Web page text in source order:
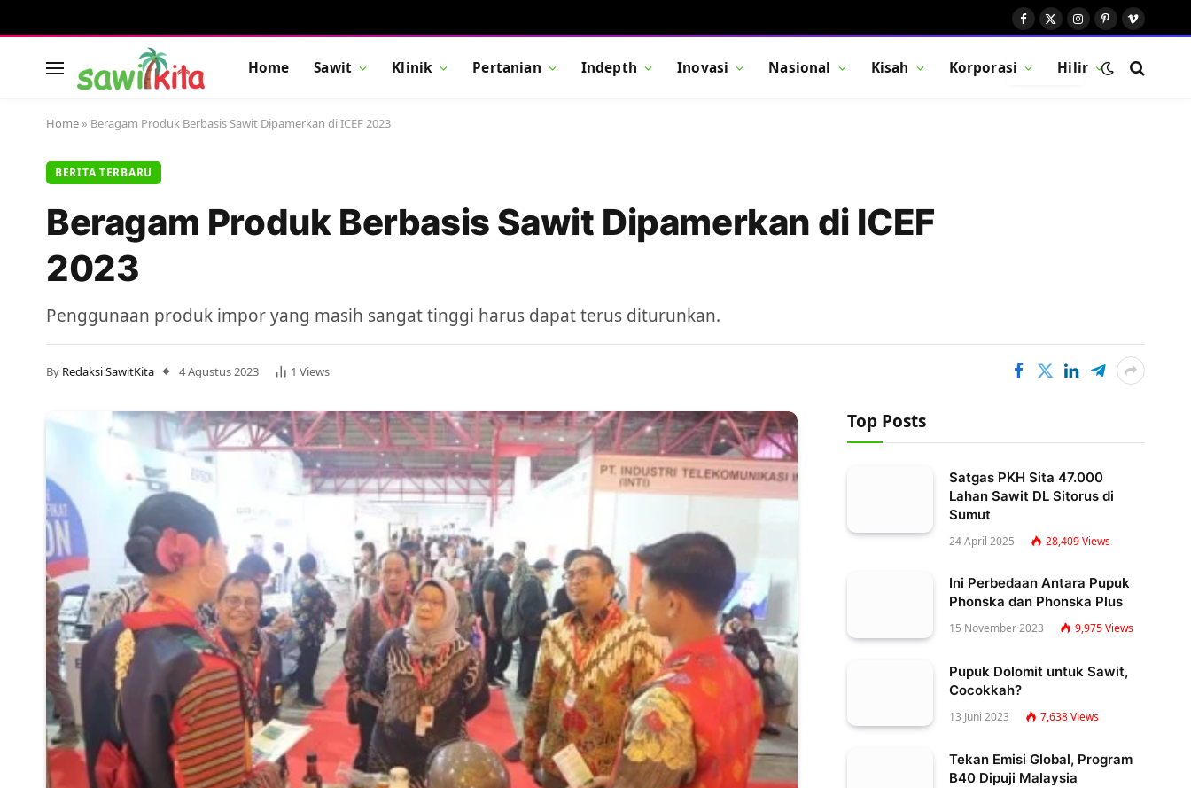
Facebook
X
Instagram
Pinterest
Vimeo
Home Sawit Klinik Pertanian Indepth Inovasi Nasional Kisah Korporasi Hilir
BUTTON
Home » Beragam Produk Berbasis Sawit Dipamerkan di ICEF 2023
BERITA TERBARU
Beragam Produk Berbasis Sawit Dipamerkan di ICEF
2023
Penggunaan produk impor yang masih sangat tinggi harus dapat terus diturunkan.
By Redaksi SawitKita 4 Agustus 2023 1 Views
Top Posts
Satgas PKH Sita 47.000
Lahan Sawit DL Sitorus di
Sumut
24 April 2025 28,409Views
Ini Perbedaan Antara Pupuk
Phonska dan Phonska Plus
15 November 2023 9,975Views
Pupuk Dolomit untuk Sawit,
Cocokkah?
13 Juni 2023 7,638Views
Tekan Emisi Global, Program
B40 Dipuji Malaysia